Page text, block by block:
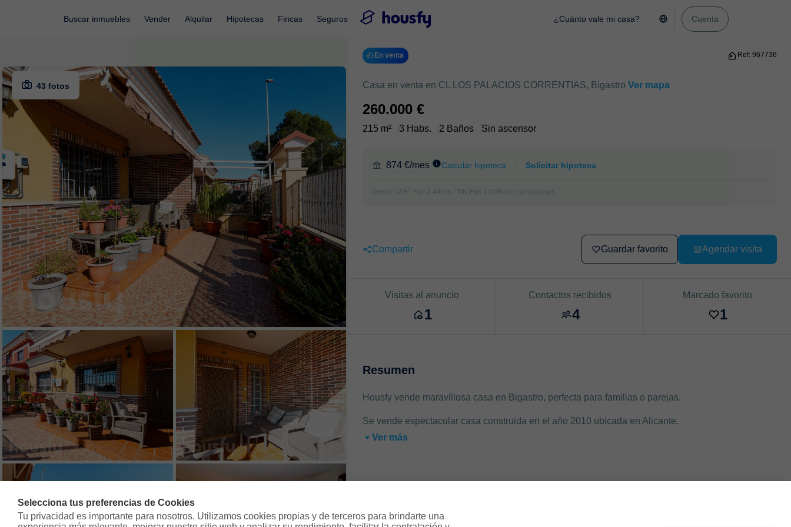
Selecciona tus preferencias de Cookies
Tu privacidad es importante para nosotros. Utilizamos cookies propias y de terceros para brindarte una
Buscar inmuebles Vender Alquilar Hipotecas Fincas Seguros ¿Cuánto vale mi casa? Cuenta
43 fotos
En venta Ref: 967736
Casa en venta en CL LOS PALACIOS CORRENTIAS, Bigastro Ver mapa
260.000 €
215 m² 3 Habs. 2 Baños Sin ascensor
874 €/mes Calcular hipoteca Solicitar hipoteca
Desde TAE 1 Fijo 2,446% / TIN Fijo 2,05% Ver condiciones
Compartir Guardar favorito Agendar visita
Visitas al anuncio
1
Contactos recibidos
4
Marcado favorito
1
Resumen
Housfy vende maravillosa casa en Bigastro, perfecta para familias o parejas.
Se vende espectacular casa construida en el año 2010 ubicada en Alicante.
Ver más